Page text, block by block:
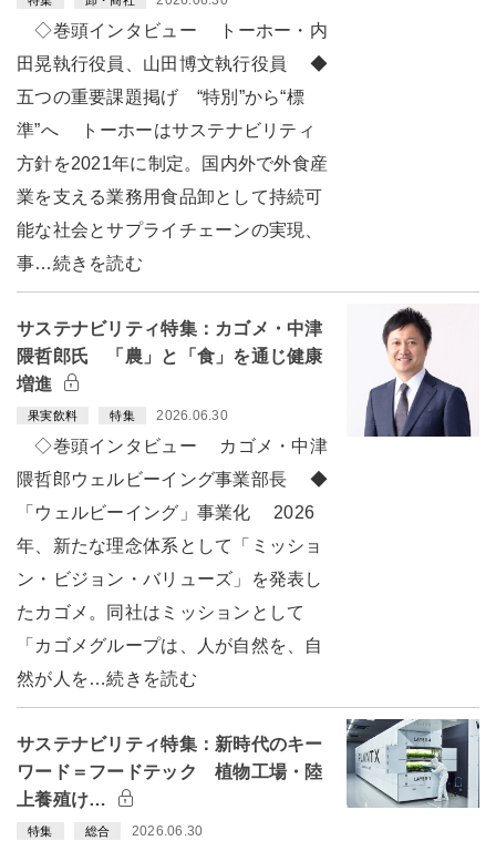
◇巻頭インタビュー トーホー・内
田晃執行役員、山田博文執行役員 ◆
五つの重要課題掲げ “特別”から“標
準”へ トーホーはサステナビリティ
方針を2021年に制定。国内外で外食産
業を支える業務用食品卸として持続可
能な社会とサプライチェーンの実現、
事…続きを読む
サステナビリティ特集：カゴメ・中津
隈哲郎氏 「農」と「食」を通じ健康
増進
果実飲料 特集 2026.06.30
◇巻頭インタビュー カゴメ・中津
隈哲郎ウェルビーイング事業部長 ◆
「ウェルビーイング」事業化 2026
年、新たな理念体系として「ミッショ
ン・ビジョン・バリューズ」を発表し
たカゴメ。同社はミッションとして
「カゴメグループは、人が自然を、自
然が人を…続きを読む
サステナビリティ特集：新時代のキー
ワード＝フードテック 植物工場・陸
上養殖け…
特集 総合 2026.06.30